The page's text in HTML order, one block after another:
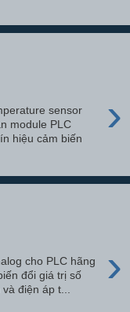
›
sensor
module PLC
hiệu cảm biến
›
cho PLC hãng
đổi giá trị số
điện áp t...